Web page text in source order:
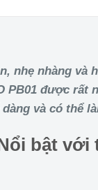
nhẹ nhàng và
PB01 được
và có thể
bật